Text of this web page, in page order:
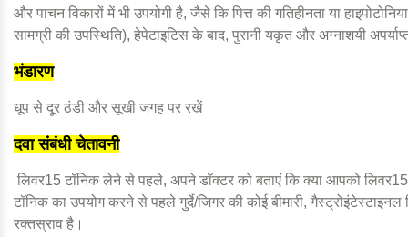
और पाचन विकारों में भी उपयोगी है, जैसे कि पित्त की गतिहीनता या
सामग्री की उपस्थिति), हेपेटाइटिस के बाद, पुरानी यकृत और अग्नाशयी
भंडारण
धूप से दूर ठंडी और सूखी जगह पर रखें
दवा संबंधी चेतावनी
लिवर15 टॉनिक लेने से पहले, अपने डॉक्टर को बताएं कि क्या आपको
टॉनिक का उपयोग करने से पहले गुर्दे/जिगर की कोई बीमारी,
रक्तस्राव है।